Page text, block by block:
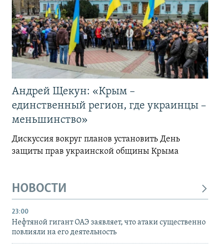
Андрей Щекун: «Крым –
единственный регион, где украинцы –
меньшинство»
Дискуссия вокруг планов установить День
защиты прав украинской общины Крыма
НОВОСТИ
23:00
Нефтяной гигант ОАЭ заявляет, что атаки существенно
повлияли на его деятельность